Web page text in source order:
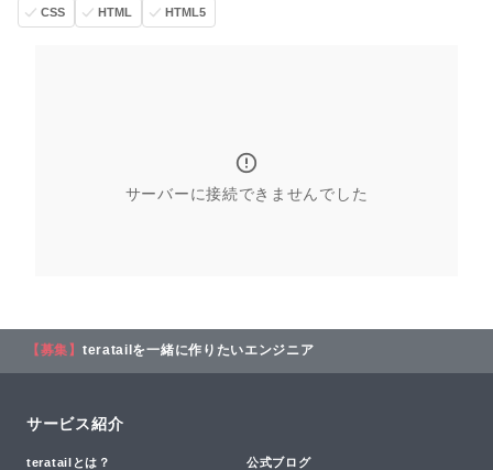
CSS HTML HTML5
サーバーに接続できませんでした
【募集】 teratailを一緒に作りたいエンジニア
サービス紹介
teratailとは？ 公式ブログ